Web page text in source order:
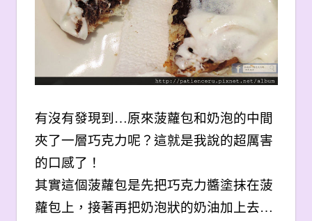
有沒有發現到…原來菠蘿包和奶泡的中間
夾了一層巧克力呢？這就是我說的超厲害
的口感了！
其實這個菠蘿包是先把巧克力醬塗抹在菠
蘿包上，接著再把奶泡狀的奶油加上去…